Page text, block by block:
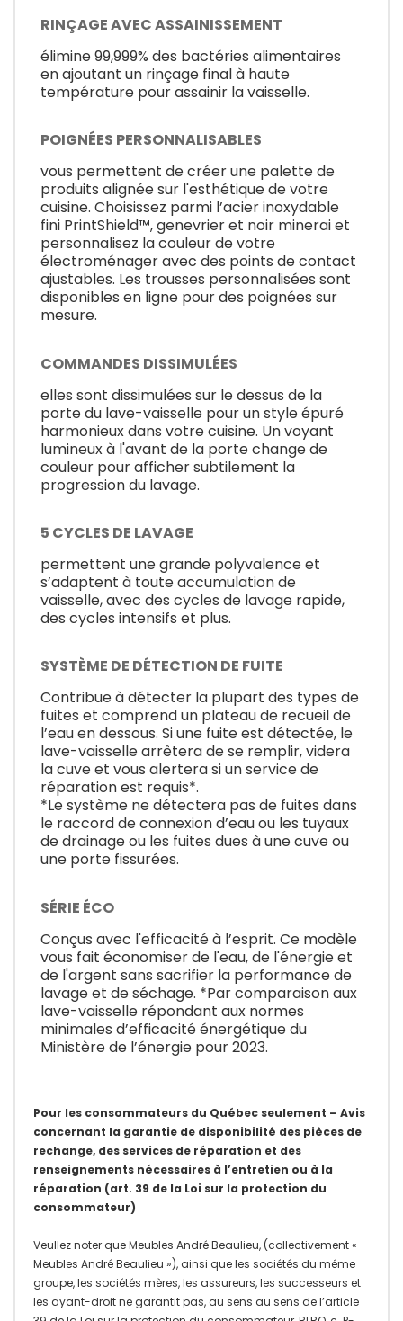
RINÇAGE AVEC ASSAINISSEMENT
élimine 99,999% des bactéries alimentaires
en ajoutant un rinçage final à haute
température pour assainir la vaisselle.
POIGNÉES PERSONNALISABLES
vous permettent de créer une palette de
produits alignée sur l'esthétique de votre
cuisine. Choisissez parmi l’acier inoxydable
fini PrintShield™, genevrier et noir minerai et
personnalisez la couleur de votre
électroménager avec des points de contact
ajustables. Les trousses personnalisées sont
disponibles en ligne pour des poignées sur
mesure.
COMMANDES DISSIMULÉES
elles sont dissimulées sur le dessus de la
porte du lave-vaisselle pour un style épuré
harmonieux dans votre cuisine. Un voyant
lumineux à l'avant de la porte change de
couleur pour afficher subtilement la
progression du lavage.
5 CYCLES DE LAVAGE
permettent une grande polyvalence et
s’adaptent à toute accumulation de
vaisselle, avec des cycles de lavage rapide,
des cycles intensifs et plus.
SYSTÈME DE DÉTECTION DE FUITE
Contribue à détecter la plupart des types de
fuites et comprend un plateau de recueil de
l’eau en dessous. Si une fuite est détectée, le
lave-vaisselle arrêtera de se remplir, videra
la cuve et vous alertera si un service de
réparation est requis*.
*Le système ne détectera pas de fuites dans
le raccord de connexion d’eau ou les tuyaux
de drainage ou les fuites dues à une cuve ou
une porte fissurées.
SÉRIE ÉCO
Conçus avec l'efficacité à l’esprit. Ce modèle
vous fait économiser de l'eau, de l'énergie et
de l'argent sans sacrifier la performance de
lavage et de séchage. *Par comparaison aux
lave-vaisselle répondant aux normes
minimales d’efficacité énergétique du
Ministère de l’énergie pour 2023.
Pour les consommateurs du Québec seulement – Avis
concernant la garantie de disponibilité des pièces de
rechange, des services de réparation et des
renseignements nécessaires à l’entretien ou à la
réparation (art. 39 de la Loi sur la protection du
consommateur)
Veullez noter que Meubles André Beaulieu, (collectivement «
Meubles André Beaulieu »), ainsi que les sociétés du même
groupe, les sociétés mères, les assureurs, les successeurs et
les ayant-droit ne garantit pas, au sens au sens de l’article